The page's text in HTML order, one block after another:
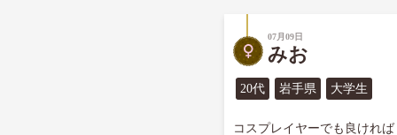
07月09日
みお
20代 岩手県 大学生
コスプレイヤーでも良ければ